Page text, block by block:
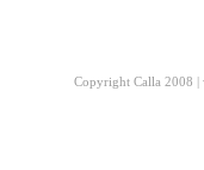
Copyright Calla 2008 |